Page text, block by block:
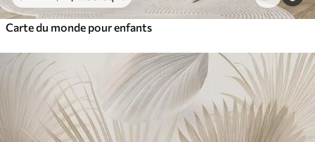
Carte du monde pour enfants